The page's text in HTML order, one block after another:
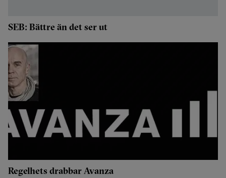
SEB: Bättre än det ser ut
Regelhets drabbar Avanza